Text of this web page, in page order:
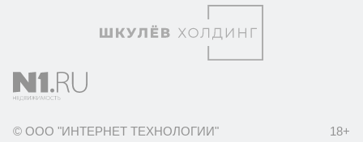
© ООО "ИНТЕРНЕТ ТЕХНОЛОГИИ" 18+